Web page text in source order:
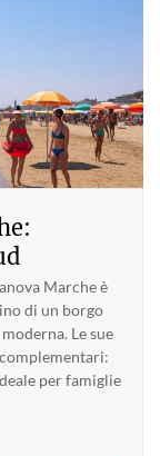
Marche è
di un borgo
Le sue
per famiglie